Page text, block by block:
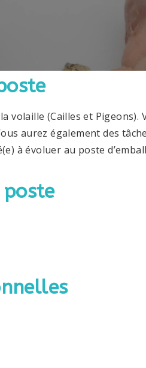
volaille (Cailles et Pigeons).
aurezégalement des
à évoluer au poste
poste